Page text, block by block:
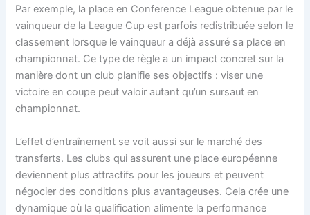
Par exemple, la place en Conference League obtenue par le
vainqueur de la League Cup est parfois redistribuée selon le
classement lorsque le vainqueur a déjà assuré sa place en
championnat. Ce type de règle a un impact concret sur la
manière dont un club planifie ses objectifs : viser une
victoire en coupe peut valoir autant qu’un sursaut en
championnat.
L’effet d’entraînement se voit aussi sur le marché des
transferts. Les clubs qui assurent une place européenne
deviennent plus attractifs pour les joueurs et peuvent
négocier des conditions plus avantageuses. Cela crée une
dynamique où la qualification alimente la performance